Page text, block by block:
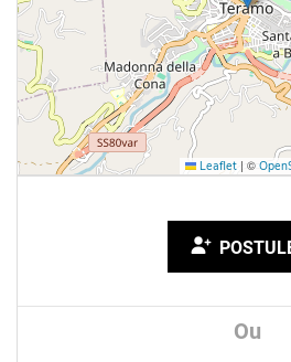
Leaflet | ©
Ou